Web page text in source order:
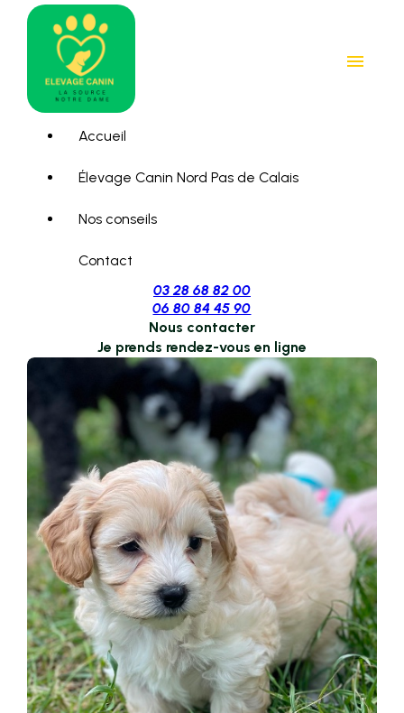
menu
Accueil
Élevage Canin Nord Pas de Calais
Nos conseils
Contact
03 28 68 82 00
06 80 84 45 90
Nous contacter
Je prends rendez-vous en ligne
Panneau de gestion des cookies